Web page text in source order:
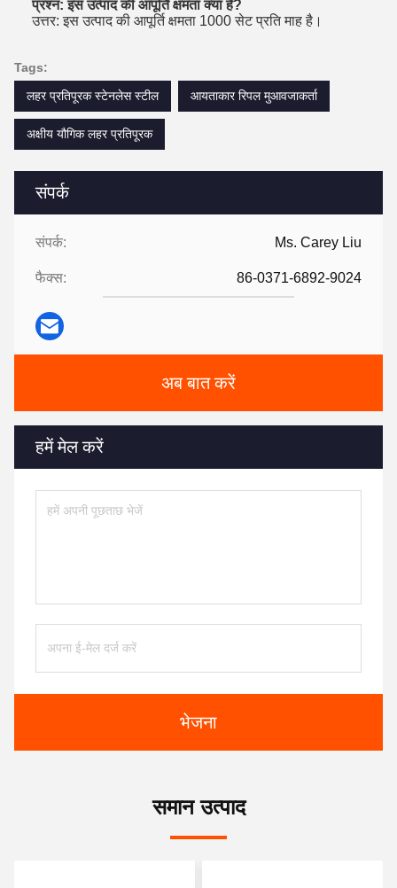
संपर्क
संपर्क: Ms. Carey Liu
फैक्स: 86-0371-6892-9024
अब बात करें
हमें मेल करें
भेजना
प्रश्न: इस उत्पाद की आपूर्ति क्षमता क्या है?
उत्तर: इस उत्पाद की आपूर्ति क्षमता 1000 सेट प्रति माह है।
Tags:
लहर प्रतिपूरक स्टेनलेस स्टील
आयताकार रिपल मुआवजाकर्ता
अक्षीय यौगिक लहर प्रतिपूरक
समान उत्पाद